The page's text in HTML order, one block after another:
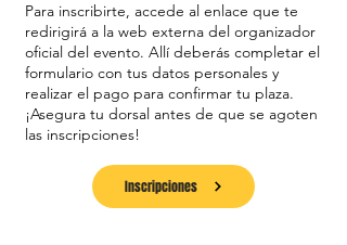
Para inscribirte, accede al enlace que te
redirigirá a la web externa del organizador
oficial del evento. Allí deberás completar el
formulario con tus datos personales y
realizar el pago para confirmar tu plaza.
¡Asegura tu dorsal antes de que se agoten
las inscripciones!
Inscripciones